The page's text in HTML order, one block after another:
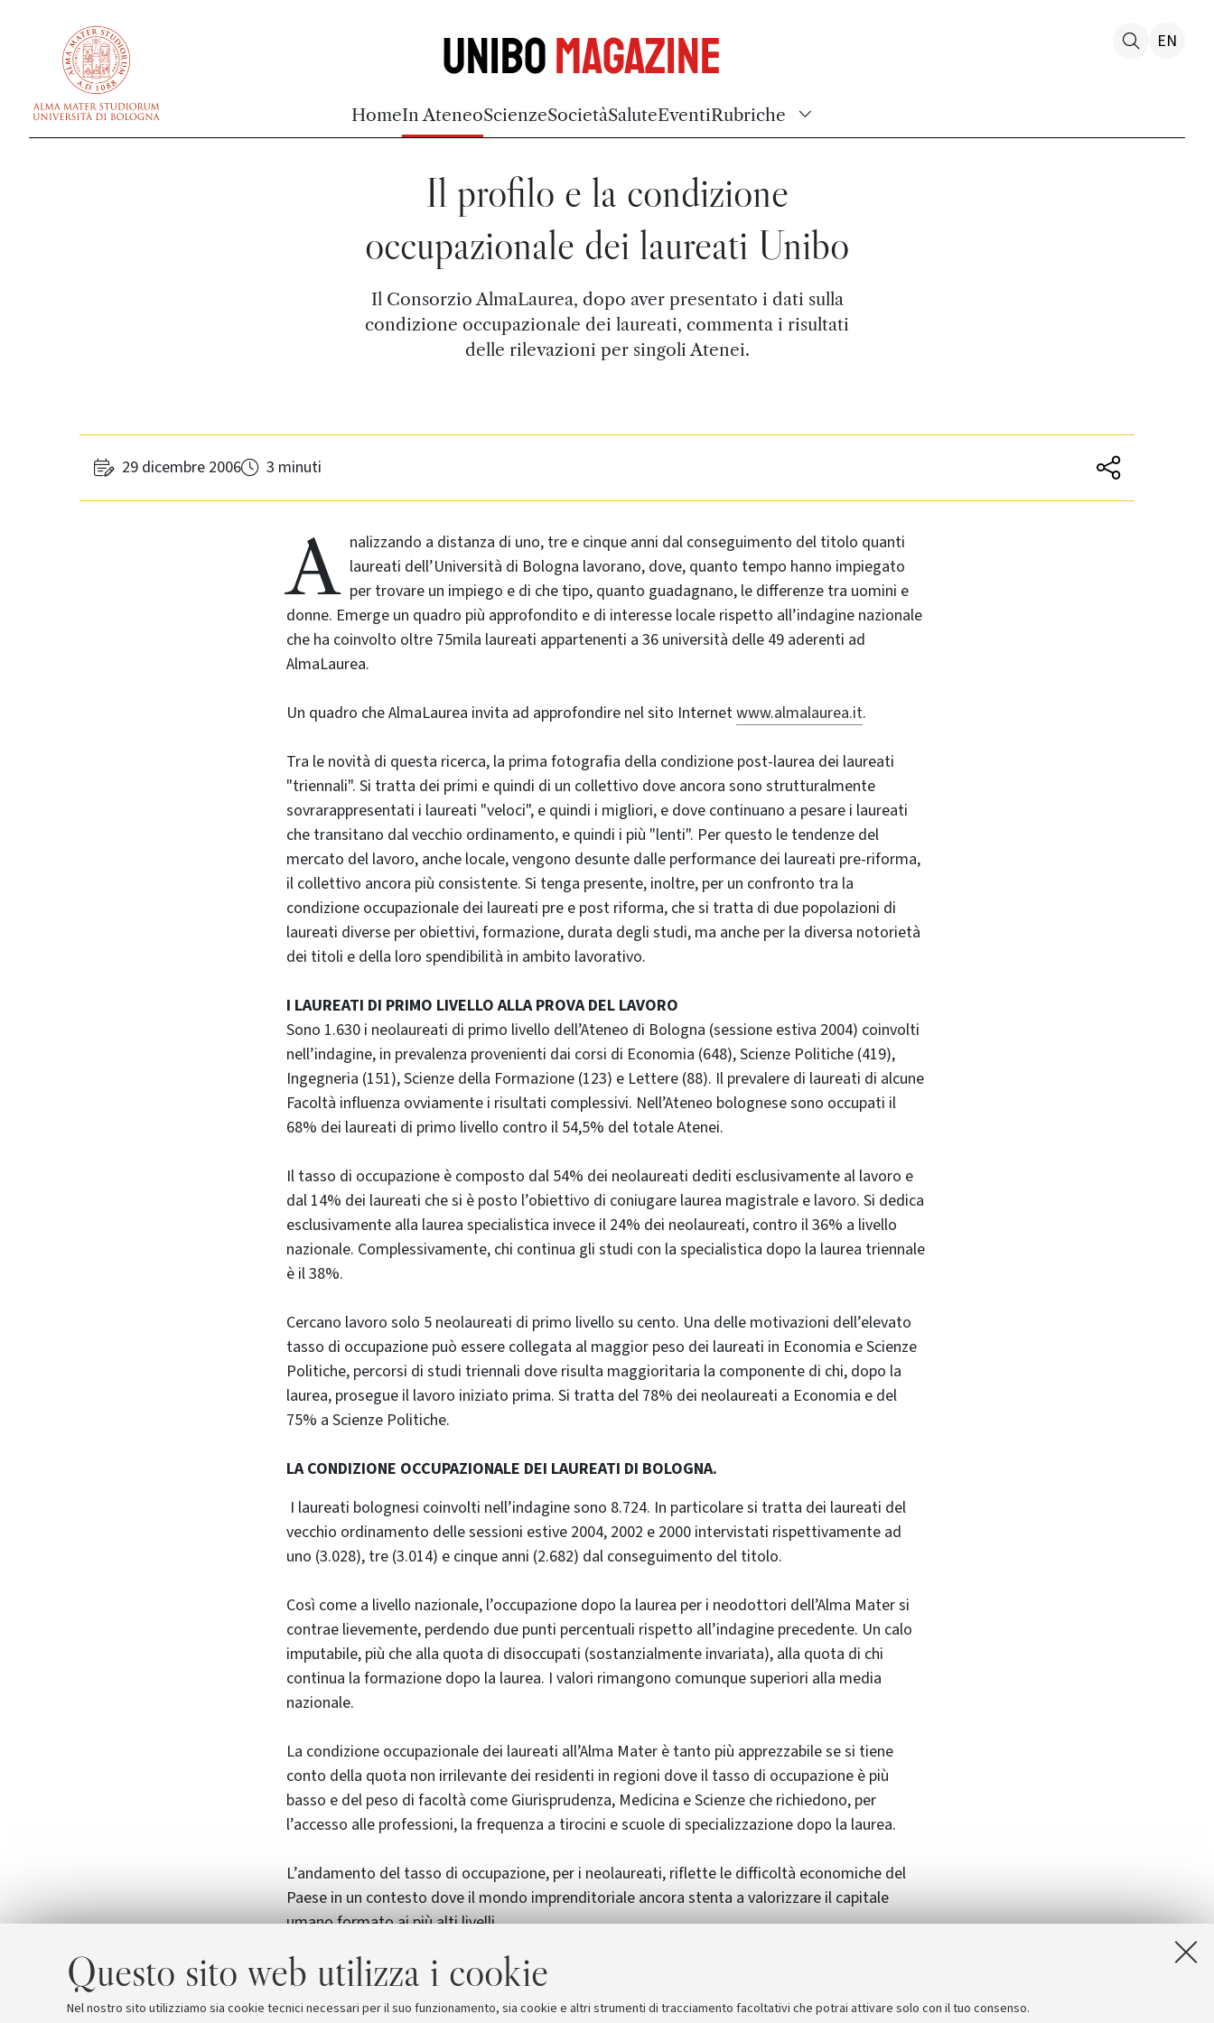
Questo sito web utilizza i cookie
Nel nostro sito utilizziamo sia cookie tecnici necessari per il suo funzionamento, sia cookie e altri strumenti di tracciamento facoltativi che potrai attivare solo con il tuo consenso.
UniboMagazine
HomeIn AteneoScienzeSocietàSaluteEventiRubriche
EN
Il profilo e la condizione
occupazionale dei laureati Unibo
Il Consorzio AlmaLaurea, dopo aver presentato i dati sulla
condizione occupazionale dei laureati, commenta i risultati
delle rilevazioni per singoli Atenei.
29 dicembre 2006 3 minuti
A nalizzando a distanza di uno, tre e cinque anni dal conseguimento del titolo quanti
laureati dell’Università di Bologna lavorano, dove, quanto tempo hanno impiegato
per trovare un impiego e di che tipo, quanto guadagnano, le differenze tra uomini e
donne. Emerge un quadro più approfondito e di interesse locale rispetto all’indagine nazionale
che ha coinvolto oltre 75mila laureati appartenenti a 36 università delle 49 aderenti ad
AlmaLaurea.
Un quadro che AlmaLaurea invita ad approfondire nel sito Internetwww.almalaurea.it.
Tra le novità di questa ricerca, la prima fotografia della condizione post-laurea dei laureati
"triennali". Si tratta dei primi e quindi di un collettivo dove ancora sono strutturalmente
sovrarappresentati i laureati "veloci", e quindi i migliori, e dove continuano a pesare i laureati
che transitano dal vecchio ordinamento, e quindi i più "lenti". Per questo le tendenze del
mercato del lavoro, anche locale, vengono desunte dalle performance dei laureati pre-riforma,
il collettivo ancora più consistente. Si tenga presente, inoltre, per un confronto tra la
condizione occupazionale dei laureati pre e post riforma, che si tratta di due popolazioni di
laureati diverse per obiettivi, formazione, durata degli studi, ma anche per la diversa notorietà
dei titoli e della loro spendibilità in ambito lavorativo.
I LAUREATI DI PRIMO LIVELLO ALLA PROVA DEL LAVORO
Sono 1.630 i neolaureati di primo livello dell’Ateneo di Bologna (sessione estiva 2004) coinvolti
nell’indagine, in prevalenza provenienti dai corsi di Economia (648), Scienze Politiche (419),
Ingegneria (151), Scienze della Formazione (123) e Lettere (88). Il prevalere di laureati di alcune
Facoltà influenza ovviamente i risultati complessivi. Nell’Ateneo bolognese sono occupati il
68% dei laureati di primo livello contro il 54,5% del totale Atenei.
Il tasso di occupazione è composto dal 54% dei neolaureati dediti esclusivamente al lavoro e
dal 14% dei laureati che si è posto l’obiettivo di coniugare laurea magistrale e lavoro. Si dedica
esclusivamente alla laurea specialistica invece il 24% dei neolaureati, contro il 36% a livello
nazionale. Complessivamente, chi continua gli studi con la specialistica dopo la laurea triennale
è il 38%.
Cercano lavoro solo 5 neolaureati di primo livello su cento. Una delle motivazioni dell’elevato
tasso di occupazione può essere collegata al maggior peso dei laureati in Economia e Scienze
Politiche, percorsi di studi triennali dove risulta maggioritaria la componente di chi, dopo la
laurea, prosegue il lavoro iniziato prima. Si tratta del 78% dei neolaureati a Economia e del
75% a Scienze Politiche.
LA CONDIZIONE OCCUPAZIONALE DEI LAUREATI DI BOLOGNA.
I laureati bolognesi coinvolti nell’indagine sono 8.724. In particolare si tratta dei laureati del
vecchio ordinamento delle sessioni estive 2004, 2002 e 2000 intervistati rispettivamente ad
uno (3.028), tre (3.014) e cinque anni (2.682) dal conseguimento del titolo.
Così come a livello nazionale, l’occupazione dopo la laurea per i neodottori dell’Alma Mater si
contrae lievemente, perdendo due punti percentuali rispetto all’indagine precedente. Un calo
imputabile, più che alla quota di disoccupati (sostanzialmente invariata), alla quota di chi
continua la formazione dopo la laurea. I valori rimangono comunque superiori alla media
nazionale.
La condizione occupazionale dei laureati all’Alma Mater è tanto più apprezzabile se si tiene
conto della quota non irrilevante dei residenti in regioni dove il tasso di occupazione è più
basso e del peso di facoltà come Giurisprudenza, Medicina e Scienze che richiedono, per
l’accesso alle professioni, la frequenza a tirocini e scuole di specializzazione dopo la laurea.
L’andamento del tasso di occupazione, per i neolaureati, riflette le difficoltà economiche del
Paese in un contesto dove il mondo imprenditoriale ancora stenta a valorizzare il capitale
umano formato ai più alti livelli.
Così se i neolaureati del 2001 avevano un tasso di occupazione del 64%, questo scende al 60%